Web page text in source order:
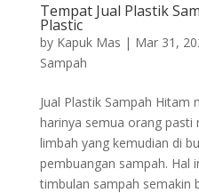
Tempat Jual Plastik
Plastic
by Kapuk Mas | Mar 31,
Sampah
Jual Plastik Sampah Hitam
harinya semua orang pasti
limbah yang kemudian di
pembuangan sampah. Hal
timbulan sampah semakin